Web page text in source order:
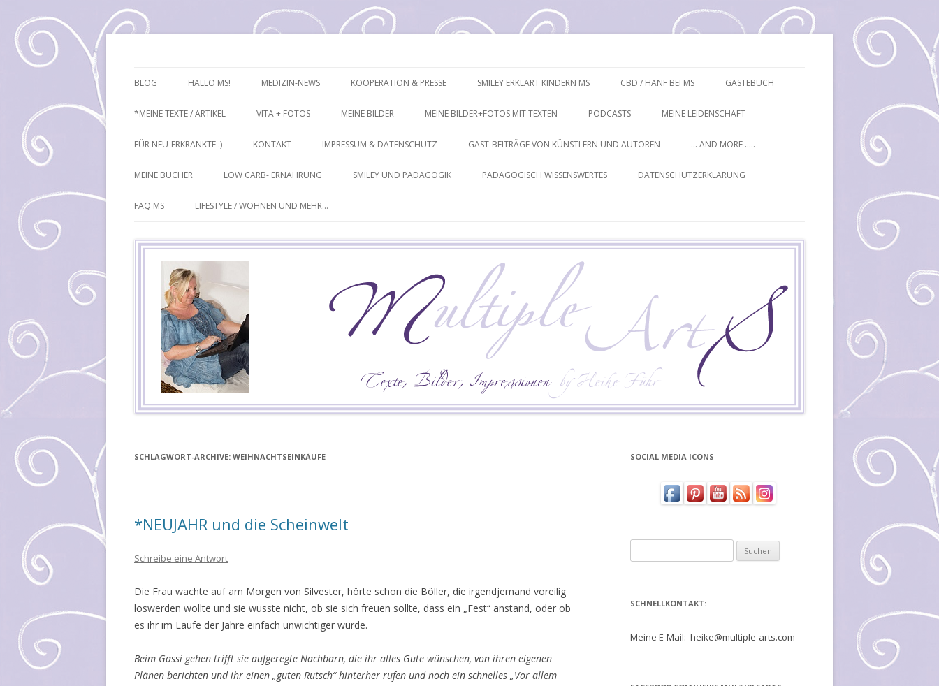
zum
BLOG HALLO MS! MEDIZIN-NEWS KOOPERATION & PRESSE SMILEY ERKLÄRT KINDERN MS CBD / HANF BEI MS GÄSTEBUCH
*MEINE TEXTE / ARTIKEL VITA + FOTOS MEINE BILDER MEINE BILDER+FOTOS MIT TEXTEN PODCASTS MEINE LEIDENSCHAFT
FÜR NEU-ERKRANKTE :) KONTAKT IMPRESSUM & DATENSCHUTZ GAST-BEITRÄGE VON KÜNSTLERN UND AUTOREN … AND MORE …..
MEINE BÜCHER LOW CARB- ERNÄHRUNG SMILEY UND PÄDAGOGIK PÄDAGOGISCH WISSENSWERTES DATENSCHUTZERKLÄRUNG
FAQ MS LIFESTYLE / WOHNEN UND MEHR…
SCHLAGWORT-ARCHIVE: WEIHNACHTSEINKÄUFE
*NEUJAHR und die Scheinwelt
Schreibe eine Antwort
Die Frau wachte auf am Morgen von Silvester, hörte schon die Böller, die irgendjemand voreilig
loswerden wollte und sie wusste nicht, ob sie sich freuen sollte, dass ein „Fest“ anstand, oder ob
es ihr im Laufe der Jahre einfach unwichtiger wurde.
Beim Gassi gehen trifft sie aufgeregte Nachbarn, die ihr alles Gute wünschen, von ihren eigenen
Plänen berichten und ihr einen „guten Rutsch“ hinterher rufen und noch ein schnelles „Vor allem
SOCIAL MEDIA ICONS
nach:
SCHNELLKONTAKT:
Meine E-Mail: heike@multiple-arts.com